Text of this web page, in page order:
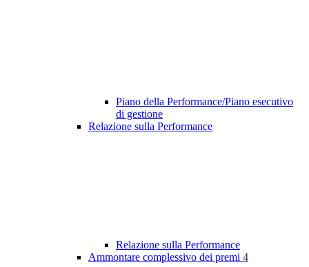
Piano della Performance/Piano esecutivo
di gestione
Relazione sulla Performance
Relazione sulla Performance
Ammontare complessivo dei premi 4